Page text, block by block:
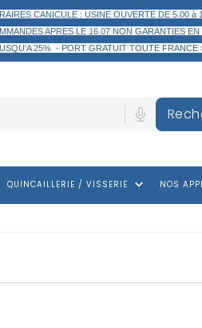
CANICULE : USINE OUVERTE DE 5.00 à
APRES LE 16.07 NON GARANTIES EN
25% - PORT GRATUIT TOUTE FRANCE
QUINCAILLERIE / VISSERIE keyboard_arrow_down NOS